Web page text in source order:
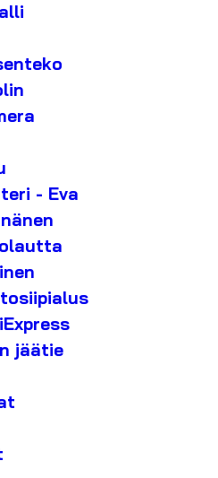
- Eva
jäätie